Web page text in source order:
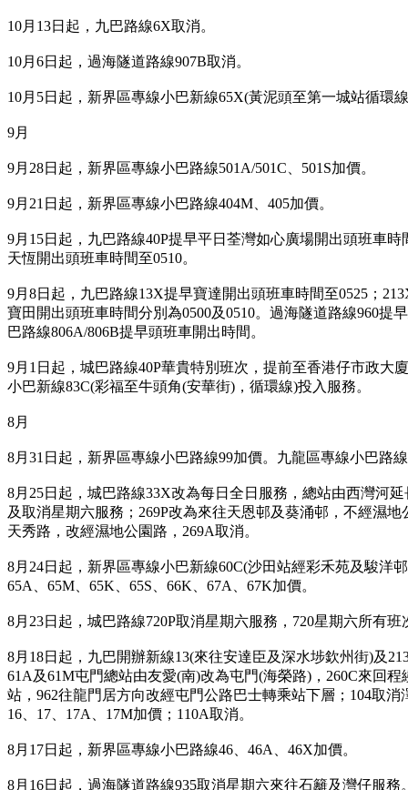
10月13日起，九巴路線6X取消。
10月6日起，過海隧道路線907B取消。
10月5日起，新界區專線小巴新線65X(黃泥頭至第一城站循環
9月
9月28日起，新界區專線小巴路線501A/501C、501S加價。
9月21日起，新界區專線小巴路線404M、405加價。
9月15日起，九巴路線40P提早平日荃灣如心廣場開出頭班車
天恆開出頭班車時間至0510。
9月8日起，九巴路線13X提早寶達開出頭班車時間至0525；
寶田開出頭班車時間分別為0500及0510。過海隧道路線960
巴路線806A/806B提早頭班車開出時間。
9月1日起，城巴路線40P華貴特別班次，提前至香港仔市政大
小巴新線83C(彩福至牛頭角(安華街)，循環線)投入服務。
8月
8月31日起，新界區專線小巴路線99加價。九龍區專線小巴路
8月25日起，城巴路線33X改為每日全日服務，總站由西灣河
及取消星期六服務；269P改為來往天恩邨及葵涌邨，不經濕
天秀路，改經濕地公園路，269A取消。
8月24日起，新界區專線小巴新線60C(沙田站經彩禾苑及駿洋
65A、65M、65K、65S、66K、67A、67K加價。
8月23日起，城巴路線720P取消星期六服務，720星期六所有班
8月18日起，九巴開辦新線13(來往安達臣及深水埗欽州街)及
61A及61M屯門總站由友愛(南)改為屯門(海榮路)，260C來回
站，962往龍門居方向改經屯門公路巴士轉乘站下層；104取
16、17、17A、17M加價；110A取消。
8月17日起，新界區專線小巴路線46、46A、46X加價。
8月16日起，過海隧道路線935取消星期六來往石籬及灣仔服務